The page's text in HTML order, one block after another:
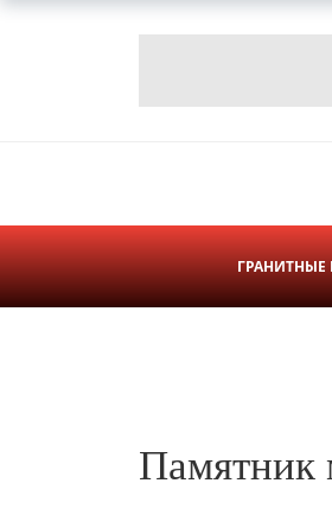
Памятник